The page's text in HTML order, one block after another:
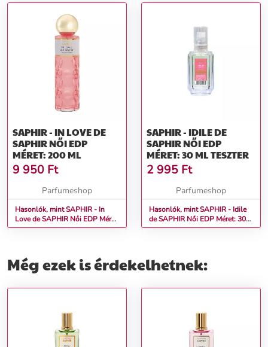
SAPHIR - IN LOVE DE
SAPHIR NŐI EDP
MÉRET: 200 ML
9 950 Ft
Parfumeshop
Hasonlók, mint SAPHIR - In
Love de SAPHIR Női EDP Méret:
200 ml
SAPHIR - IDILE DE
SAPHIR NŐI EDP
MÉRET: 30 ML TESZTER
2 995 Ft
Parfumeshop
Hasonlók, mint SAPHIR - Idile
de SAPHIR Női EDP Méret: 30
ml teszter
Még ezek is érdekelhetnek: